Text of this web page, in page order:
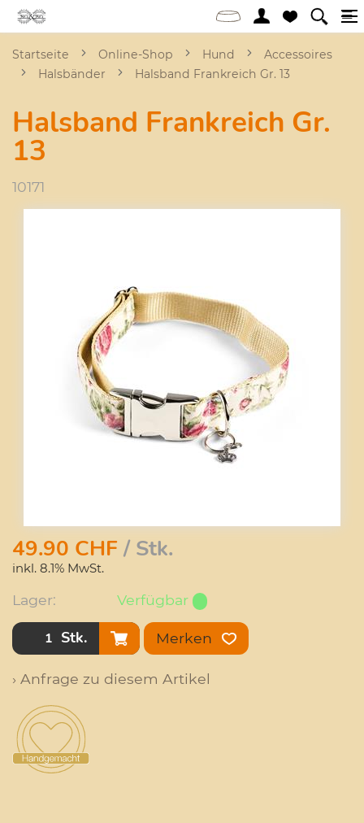
Startseite Online-Shop Hund
Accessoires
Halsbänder
Halsband Frankreich Gr. 13
Halsband Frankreich Gr.
13
10171
49.90 CHF/ Stk.
inkl. 8.1% MwSt.
Lager: Verfügbar
Stk. Merken
› Anfrage zu diesem Artikel